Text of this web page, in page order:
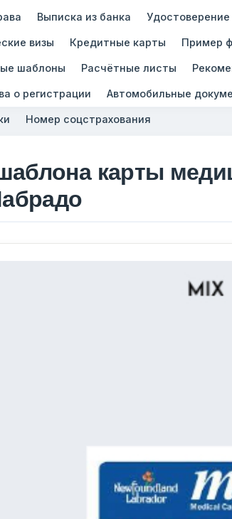
Выписка из банка
визы Кредитные карты Пример
шаблоны Расчётные листы
о регистрации Автомобильные
Номер соцстрахования
карты